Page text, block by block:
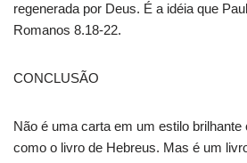
regenerada por Deus. É a idéia que
Romanos 8.18-22.
CONCLUSÃO
Não é uma carta em um estilo
como o livro de Hebreus. Mas é um